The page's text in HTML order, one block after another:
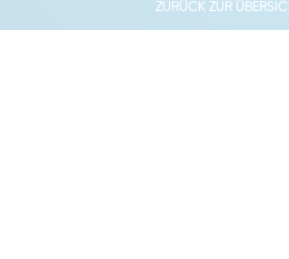
ZURÜCK ZUR